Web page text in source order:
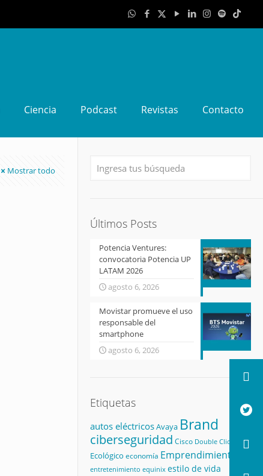
Ciencia Podcast Revistas Contacto
Mostrar todo
Últimos Posts
Potencia Ventures:
convocatoria Potencia UP
LATAM 2026
agosto 6, 2026
Movistar promueve el uso
responsable del
smartphone
agosto 6, 2026
Etiquetas
autos eléctricosAvaya Brand
ciberseguridad Cisco Double Click
Ecológico economía Emprendimiento
entretenimiento equinix estilo de vida